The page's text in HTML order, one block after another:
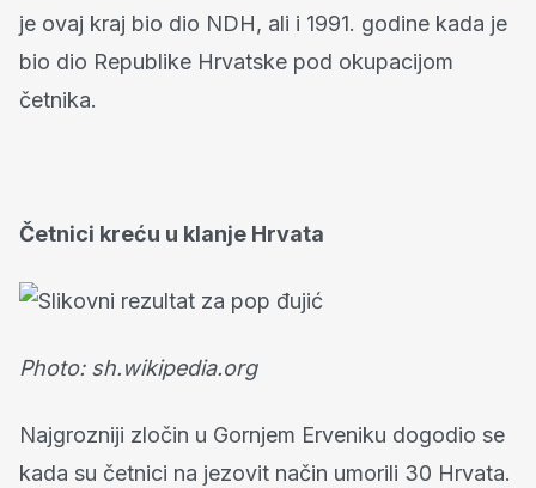
je ovaj kraj bio dio NDH, ali i 1991. godine kada je
bio dio Republike Hrvatske pod okupacijom
četnika.
Četnici kreću u klanje Hrvata
Photo: sh.wikipedia.org
Najgrozniji zločin u Gornjem Erveniku dogodio se
kada su četnici na jezovit način umorili 30 Hrvata.